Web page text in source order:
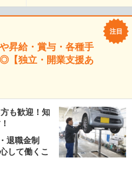
昇給・賞与・各種手
【独立・開業支援あ
も歓迎！知
退職金制
して働くこ